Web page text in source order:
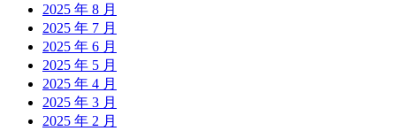
2025 年 8 月
2025 年 7 月
2025 年 6 月
2025 年 5 月
2025 年 4 月
2025 年 3 月
2025 年 2 月